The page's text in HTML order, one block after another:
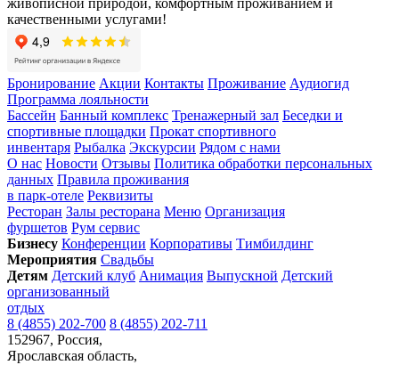
качественными услугами!
Бронирование Акции Контакты Проживание Аудиогид
Программа лояльности
Бассейн Банный комплекс Тренажерный зал Беседки и
спортивные площадки Прокат спортивного
инвентаря Рыбалка Экскурсии Рядом с нами
О нас Новости Отзывы Политика обработки персональных
данных Правила проживания
в парк-отеле Реквизиты
Ресторан Залы ресторана Меню Организация
фуршетов Рум сервис
Бизнесу Конференции Корпоративы Тимбилдинг
Мероприятия Свадьбы
Детям Детский клуб Анимация Выпускной Детский
организованный
отдых
8 (4855) 202-700 8 (4855) 202-711
152967, Россия,
Ярославская область,